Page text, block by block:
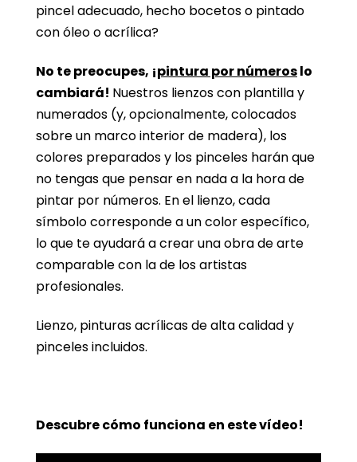
pincel adecuado, hecho bocetos o pintado
con óleo o acrílica?
No te preocupes, ¡pintura por númeroslo
cambiará! Nuestros lienzos con plantilla y
numerados (y, opcionalmente, colocados
sobre un marco interior de madera), los
colores preparados y los pinceles harán que
no tengas que pensar en nada a la hora de
pintar por números. En el lienzo, cada
símbolo corresponde a un color específico,
lo que te ayudará a crear una obra de arte
comparable con la de los artistas
profesionales.
Lienzo, pinturas acrílicas de alta calidad y
pinceles incluidos.
Descubre cómo funciona en este vídeo!